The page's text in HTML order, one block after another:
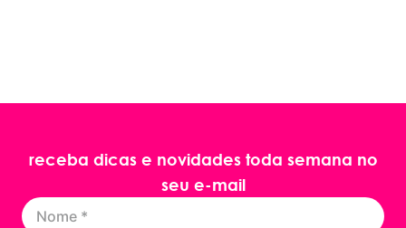
receba dicas e novidades toda semana no
seu e-mail